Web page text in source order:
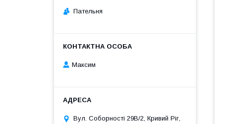
Пательня
Максим
Вул. Соборності 29В/2, Кривий Ріг,